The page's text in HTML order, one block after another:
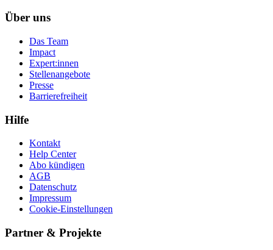
Über uns
Das Team
Impact
Expert:innen
Stellenangebote
Presse
Barrierefreiheit
Hilfe
Kontakt
Help Center
Abo kündigen
AGB
Datenschutz
Impressum
Cookie-Einstellungen
Partner & Projekte